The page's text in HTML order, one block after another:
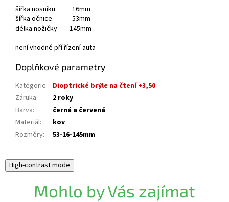
šířka nosníku 16mm
šířka očnice 53mm
délka nožičky 145mm
není vhodné pří řízení auta
Doplňkové parametry
Kategorie: Dioptrické brýle na čtení +3,50
Záruka:
2 roky
Barva:
černá a červená
Materiál:
kov
Rozměry: 53-16-145mm
High-contrast mode
Mohlo by Vás zajímat